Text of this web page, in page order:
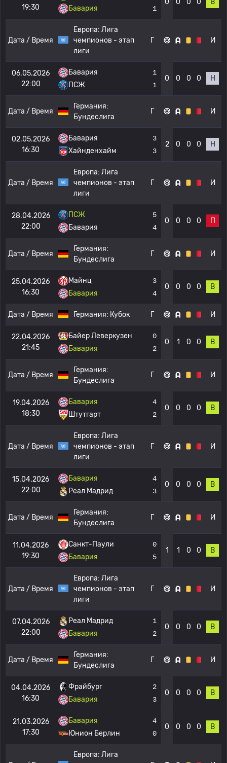
19:30
Бавария
1
0 0 0 0 В
Дата / Время
Европа: Лига
чемпионов - этап
лиги
Г И
06.05.2026
22:00
Бавария
ПСЖ
1
1
0 0 0 0 Н
Дата / Время
Германия:
Бундеслига
Г И
02.05.2026
16:30
Бавария
Хайнденхайм
3
3
2 0 0 0 Н
Дата / Время
Европа: Лига
чемпионов - этап
лиги
Г И
28.04.2026
22:00
ПСЖ
Бавария
5
4
0 0 0 0 П
Дата / Время
Германия:
Бундеслига
Г И
25.04.2026
16:30
Майнц
Бавария
3
4
0 0 0 0 В
Дата / Время Германия: Кубок Г И
22.04.2026
21:45
Байер Леверкузен
Бавария
0
2
0 1 0 0 В
Дата / Время
Германия:
Бундеслига
Г И
19.04.2026
18:30
Бавария
Штутгарт
4
2
0 0 0 0 В
Дата / Время
Европа: Лига
чемпионов - этап
лиги
Г И
15.04.2026
22:00
Бавария
Реал Мадрид
4
3
0 0 0 0 В
Дата / Время
Германия:
Бундеслига
Г И
11.04.2026
19:30
Санкт-Паули
Бавария
0
5
1 1 0 0 В
Дата / Время
Европа: Лига
чемпионов - этап
лиги
Г И
07.04.2026
22:00
Реал Мадрид
Бавария
1
2
0 0 0 0 В
Дата / Время
Германия:
Бундеслига
Г И
04.04.2026
16:30
Фрайбург
Бавария
2
3
0 0 0 0 В
21.03.2026
17:30
Бавария
Юнион Берлин
4
0
0 0 0 0 В
Европа: Лига